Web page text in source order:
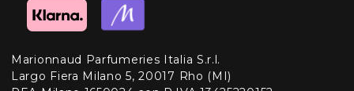
Marionnaud Parfumeries Italia S.r.l.
Largo Fiera Milano 5, 20017 Rho (MI)